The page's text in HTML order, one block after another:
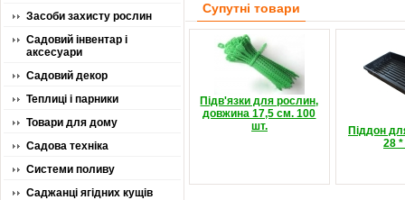
Засоби захисту рослин
Садовий інвентар і
аксесуари
Садовий декор
Теплиці і парники
Товари для дому
Садова техніка
Системи поливу
Саджанці ягідних кущів
Супутні товари
Підв'язки для рослин,
довжина 17,5 см. 100
шт.
Піддон
28